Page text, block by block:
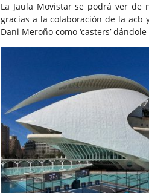
La Jaula Movistar se podrá ver
gracias a la colaboración de la acb
Dani Meroño como ‘casters’